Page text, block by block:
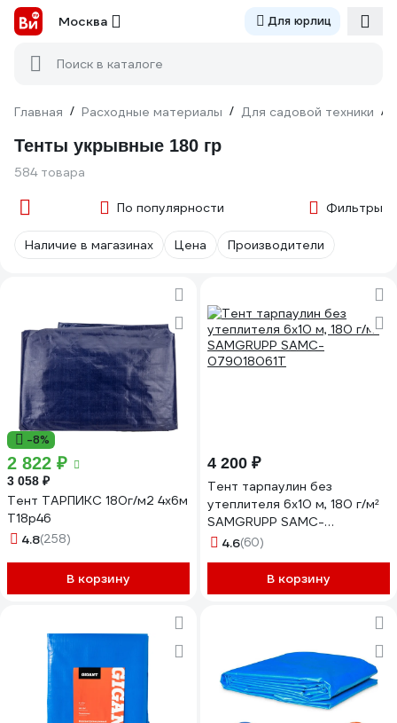
Москва Для юрлиц
Поиск в каталоге
Главная / Расходные материалы / Для садовой техники /
Тенты укрывные 180 гр
584 товара
По популярности Фильтры
Наличие в магазинах Цена Производители
-8%
2 822 ₽
3 058 ₽
Тент ТАРПИКС 180г/м2 4х6м
Т18р46
4.8(258)
В корзину
4 200 ₽
Тент тарпаулин без
утеплителя 6x10 м, 180 г/м²
SAMGRUPP SAMC-
079018061Т
4.6(60)
В корзину